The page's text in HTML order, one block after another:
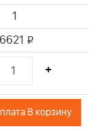
1
i
+
В корзину